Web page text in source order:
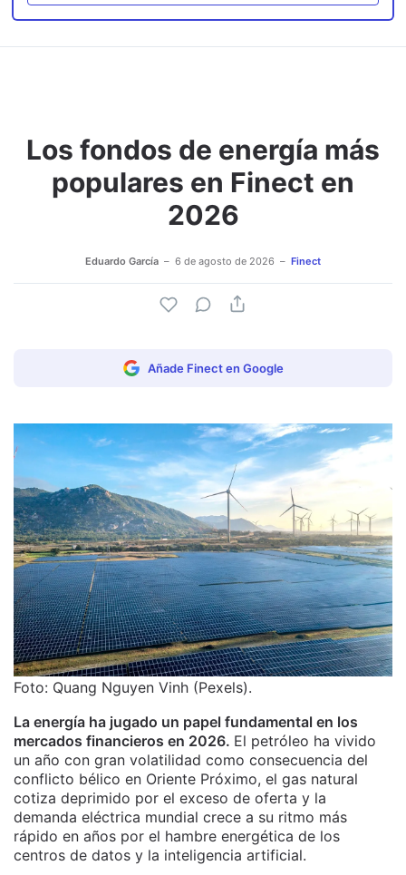
Los fondos de energía más
populares en Finect en
2026
Eduardo García 6 de agosto de 2026 Finect
Añade Finect en Google
Foto: Quang Nguyen Vinh (Pexels).
La energía ha jugado un papel fundamental en los
mercados financieros en 2026. El petróleo ha vivido
un año con gran volatilidad como consecuencia del
conflicto bélico en Oriente Próximo, el gas natural
cotiza deprimido por el exceso de oferta y la
demanda eléctrica mundial crece a su ritmo más
rápido en años por el hambre energética de los
centros de datos y la inteligencia artificial.